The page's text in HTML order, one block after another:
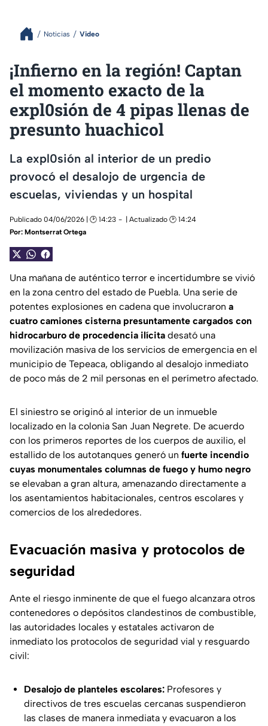
Noticias Video
¡Infierno en la región! Captan
el momento exacto de la
expl0sión de 4 pipas llenas de
presunto huachicol
La expl0sión al interior de un predio
provocó el desalojo de urgencia de
escuelas, viviendas y un hospital
Publicado 04/06/2026 | 🕑 14:23
| Actualizado 🕑 14:24
Por: Montserrat Ortega
Una mañana de auténtico terror e incertidumbre se vivió
en la zona centro del estado de Puebla. Una serie de
potentes explosiones en cadena que involucraron a
cuatro camiones cisterna presuntamente cargados con
hidrocarburo de procedencia ilícita desató una
movilización masiva de los servicios de emergencia en el
municipio de Tepeaca, obligando al desalojo inmediato
de poco más de 2 mil personas en el perímetro afectado.
El siniestro se originó al interior de un inmueble
localizado en la colonia San Juan Negrete. De acuerdo
con los primeros reportes de los cuerpos de auxilio, el
estallido de los autotanques generó un fuerte incendio
cuyas monumentales columnas de fuego y humo negro
se elevaban a gran altura, amenazando directamente a
los asentamientos habitacionales, centros escolares y
comercios de los alrededores.
Evacuación masiva y protocolos de
seguridad
Ante el riesgo inminente de que el fuego alcanzara otros
contenedores o depósitos clandestinos de combustible,
las autoridades locales y estatales activaron de
inmediato los protocolos de seguridad vial y resguardo
civil:
Desalojo de planteles escolares: Profesores y
directivos de tres escuelas cercanas suspendieron
las clases de manera inmediata y evacuaron a los